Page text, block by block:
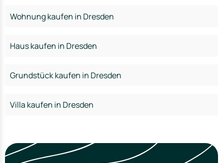
Wohnung kaufen in Dresden
Haus kaufen in Dresden
Grundstück kaufen in Dresden
Villa kaufen in Dresden